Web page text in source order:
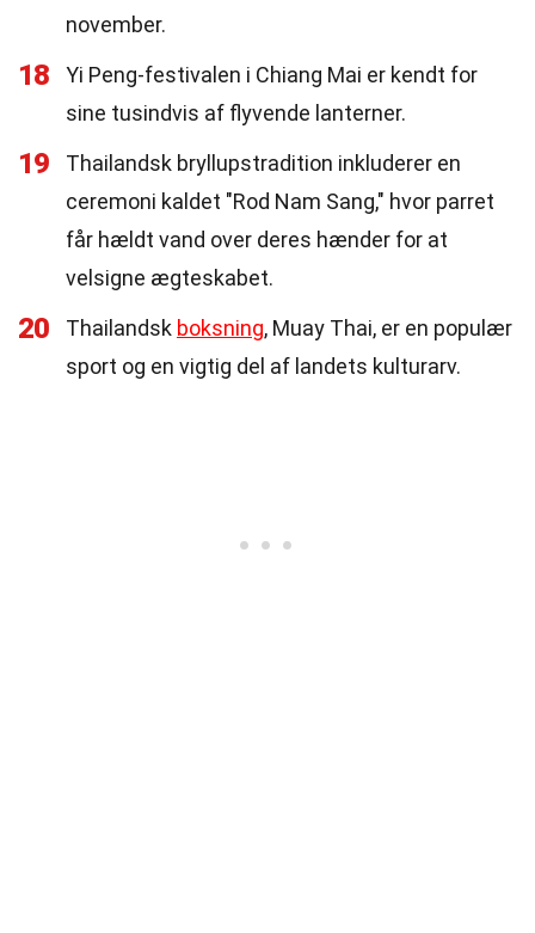
november.
18
Yi Peng-festivalen i Chiang Mai er kendt for
sine tusindvis af flyvende lanterner.
19
Thailandsk bryllupstradition inkluderer en
ceremoni kaldet "Rod Nam Sang," hvor parret
får hældt vand over deres hænder for at
velsigne ægteskabet.
20 Thailandsk boksning, Muay Thai, er en populær
sport og en vigtig del af landets kulturarv.